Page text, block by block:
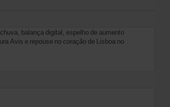
balança digital, espelho de aumento
Avis e repouse no coração de Lisboa no